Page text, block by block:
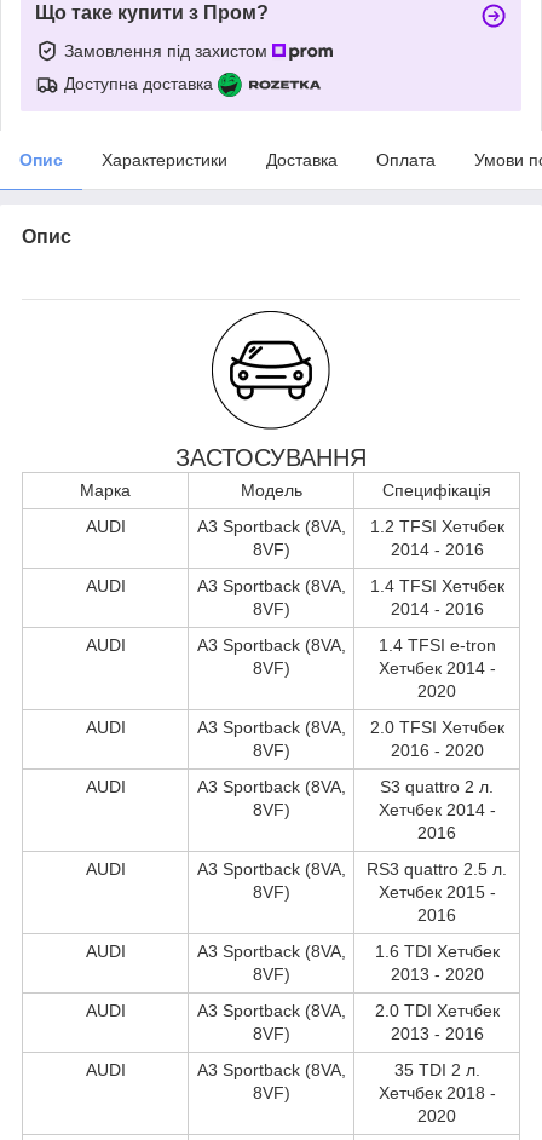
Що таке купити з Пром?
Замовлення під захистом
Доступна доставка
Опис Характеристики Доставка Оплата Умови
Опис
ЗАСТОСУВАННЯ
Марка Модель
Специфікація
AUDI
A3 Sportback (8VA,
8VF)
1.2 TFSI Хетчбек
2014 - 2016
AUDI
A3 Sportback (8VA,
8VF)
1.4 TFSI Хетчбек
2014 - 2016
AUDI
A3 Sportback (8VA,
8VF)
1.4 TFSI e-tron
Хетчбек 2014 -
2020
AUDI
A3 Sportback (8VA,
8VF)
2.0 TFSI Хетчбек
2016 - 2020
AUDI
A3 Sportback (8VA,
8VF)
S3 quattro 2 л.
Хетчбек 2014 -
2016
AUDI
A3 Sportback (8VA,
8VF)
RS3 quattro 2.5 л.
Хетчбек 2015 -
2016
AUDI
A3 Sportback (8VA,
8VF)
1.6 TDI Хетчбек
2013 - 2020
AUDI
A3 Sportback (8VA,
8VF)
2.0 TDI Хетчбек
2013 - 2016
AUDI
A3 Sportback (8VA,
8VF)
35 TDI 2 л.
Хетчбек 2018 -
2020